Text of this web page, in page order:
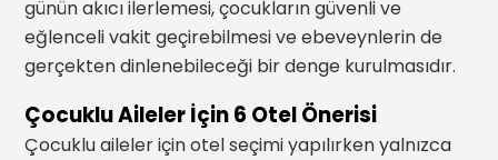
günün akıcı ilerlemesi, çocukların güvenli ve
eğlenceli vakit geçirebilmesi ve ebeveynlerin de
gerçekten dinlenebileceği bir denge kurulmasıdır.
Çocuklu Aileler İçin 6 Otel Önerisi
Çocuklu aileler için otel seçimi yapılırken yalnızca